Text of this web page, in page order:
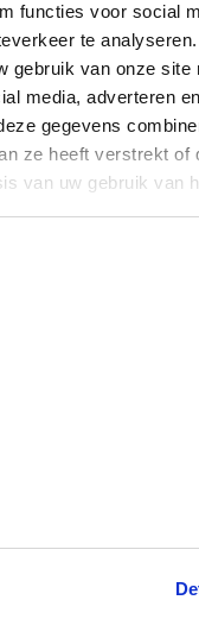
functies voor social
te
gebruik van onze site
media, adverteren
gegevens
ze heeft verstrekt of
van uw gebruik van
in CC Het
van 18u30
in 2
courgette met
zijn, dan kan u